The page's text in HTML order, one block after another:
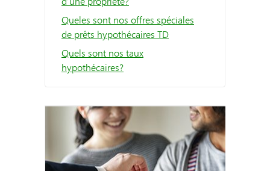
Queles sont nos offres spéciales
de prêts hypothécaires TD
Quels sont nos taux
hypothécaires?